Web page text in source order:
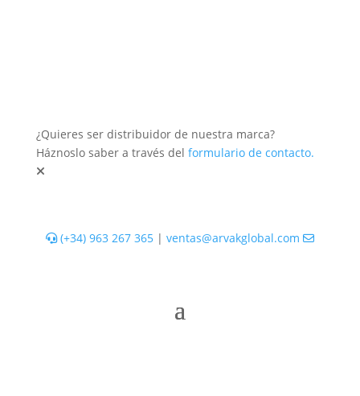
¿Quieres ser distribuidor de nuestra marca?
Háznoslo saber a través del formulario de contacto.
(+34) 963 267 365| ventas@arvakglobal.com